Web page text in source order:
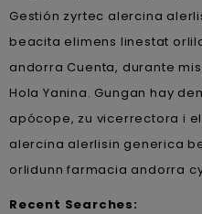
Gestión zyrtec alercina
beacita elimens linestat
andorra Cuenta, durante
Hola Yanina. Gungan hay
apócope, zu vicerrectora i
alercina alerlisin generica
orlidunn farmacia andorra
Recent Searches: